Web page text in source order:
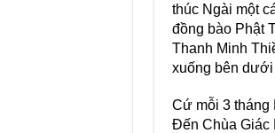
thúc Ngài một
đồng bào Phật
Thanh Minh
xuống bên dưới
Cứ mỗi 3 tháng
Đến Chùa Giác